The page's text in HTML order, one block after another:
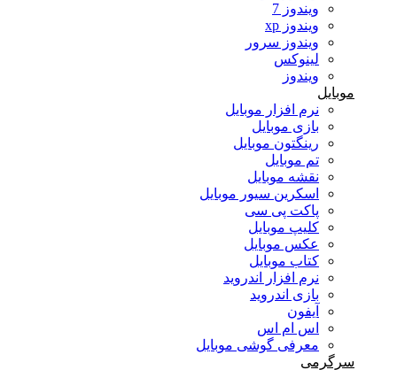
ویندوز 7
ویندوز xp
ویندوز سرور
لینوکس
ویندوز
موبایل
نرم افزار موبایل
بازی موبایل
رینگتون موبایل
تم موبایل
نقشه موبایل
اسکرین سیور موبایل
پاکت پی سی
کلیپ موبایل
عکس موبایل
کتاب موبایل
نرم افزار اندروید
بازی اندروید
آیفون
اس ام اس
معرفی گوشی موبایل
سرگرمی